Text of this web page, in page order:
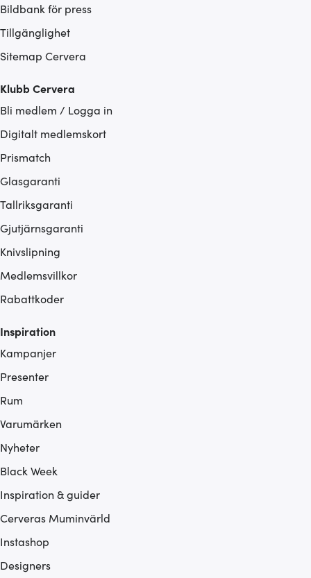
Bildbank för press
Tillgänglighet
Sitemap Cervera
Klubb Cervera
Bli medlem / Logga in
Digitalt medlemskort
Prismatch
Glasgaranti
Tallriksgaranti
Gjutjärnsgaranti
Knivslipning
Medlemsvillkor
Rabattkoder
Inspiration
Kampanjer
Presenter
Rum
Varumärken
Nyheter
Black Week
Inspiration & guider
Cerveras Muminvärld
Instashop
Designers